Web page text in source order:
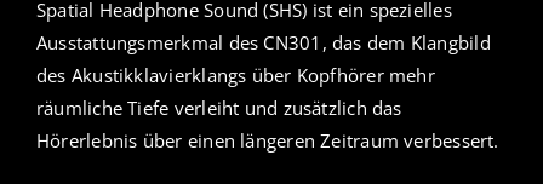
Spatial Headphone Sound (SHS) ist ein spezielles
Ausstattungsmerkmal des CN301, das dem Klangbild
des Akustikklavierklangs über Kopfhörer mehr
räumliche Tiefe verleiht und zusätzlich das
Hörerlebnis über einen längeren Zeitraum verbessert.